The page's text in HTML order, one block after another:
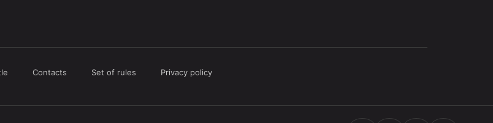
Contacts Set of rules Privacy policy